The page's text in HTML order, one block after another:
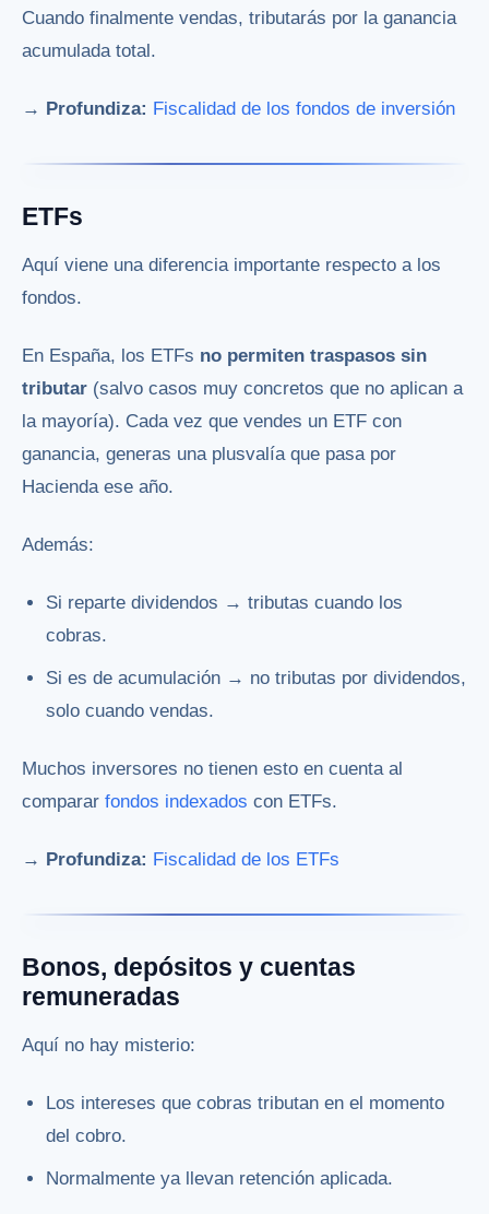
Cuando finalmente vendas, tributarás por la ganancia
acumulada total.
→ Profundiza: Fiscalidad de los fondos de inversión
ETFs
Aquí viene una diferencia importante respecto a los
fondos.
En España, los ETFs no permiten traspasos sin
tributar (salvo casos muy concretos que no aplican a
la mayoría). Cada vez que vendes un ETF con
ganancia, generas una plusvalía que pasa por
Hacienda ese año.
Además:
Si reparte dividendos → tributas cuando los
cobras.
Si es de acumulación → no tributas por dividendos,
solo cuando vendas.
Muchos inversores no tienen esto en cuenta al
comparar fondos indexados con ETFs.
→ Profundiza: Fiscalidad de los ETFs
Bonos, depósitos y cuentas
remuneradas
Aquí no hay misterio:
Los intereses que cobras tributan en el momento
del cobro.
Normalmente ya llevan retención aplicada.